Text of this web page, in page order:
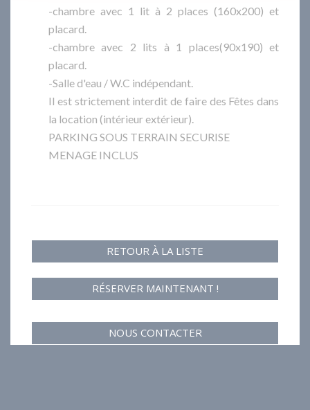
-chambre avec 1 lit à 2 places (160x200) et
placard.
-chambre avec 2 lits à 1 places(90x190) et
placard.
-Salle d'eau / W.C indépendant.
Il est strictement interdit de faire des Fêtes dans
la location (intérieur extérieur).
PARKING SOUS TERRAIN SECURISE
MENAGE INCLUS
RETOUR À LA LISTE
RÉSERVER MAINTENANT !
NOUS CONTACTER